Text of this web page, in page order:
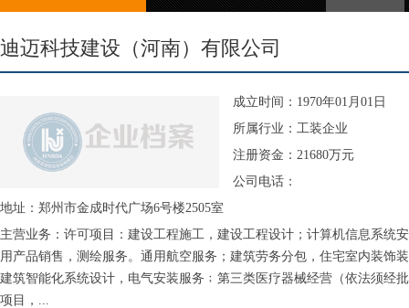
迪迈科技建设（河南）有限公司
成立时间：1970年01月01日
所属行业：工装企业
注册资金：21680万元
公司电话：
地址：郑州市金成时代广场6号楼2505室
主营业务：许可项目：建设工程施工，建设工程设计；计算机信息系统
用产品销售，测绘服务。通用航空服务；建筑劳务分包，住宅室内装饰
建筑智能化系统设计，电气安装服务﹔第三类医疗器械经营（依法须经
项目，...